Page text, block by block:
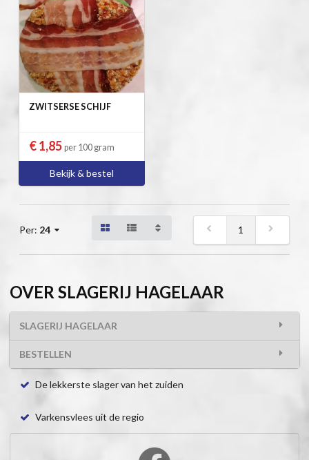
ZWITSERSE SCHIJF
€ 1,85 per 100 gram
Bekijk & bestel
Per: 24 1
OVER SLAGERIJ HAGELAAR
SLAGERIJ HAGELAAR
BESTELLEN
De lekkerste slager van het zuiden
Varkensvlees uit de regio